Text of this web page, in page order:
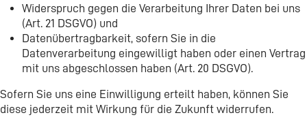
Widerspruch gegen die Verarbeitung Ihrer Daten bei uns
(Art. 21 DSGVO) und
Datenübertragbarkeit, sofern Sie in die
Datenverarbeitung eingewilligt haben oder einen Vertrag
mit uns abgeschlossen haben (Art. 20 DSGVO).
Sofern Sie uns eine Einwilligung erteilt haben, können Sie
diese jederzeit mit Wirkung für die Zukunft widerrufen.